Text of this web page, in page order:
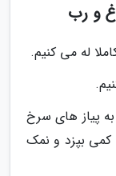
و رب
له می کنیم.
پیاز های سرخ
کمی بپزد و نمک